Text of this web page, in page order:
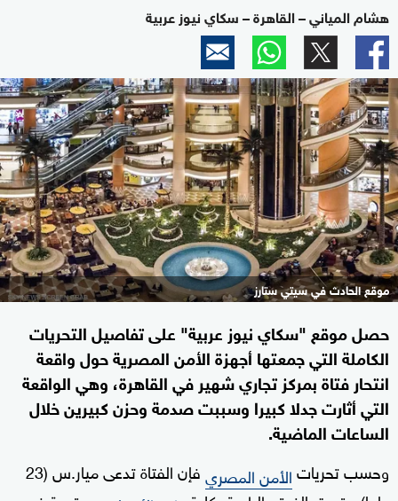
هشام المياني – القاهرة – سكاي نيوز عربية
موقع الحادث في سيتي ستارز
حصل موقع "سكاي نيوز عربية" على تفاصيل التحريات
الكاملة التي جمعتها أجهزة الأمن المصرية حول واقعة
انتحار فتاة بمركز تجاري شهير في القاهرة، وهي الواقعة
التي أثارت جدلا كبيرا وسببت صدمة وحزن كبيرين خلال
الساعات الماضية.
وحسب تحرياتالأمن المصري
فإن الفتاة تدعى ميار.س (23